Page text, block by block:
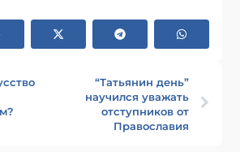
“Татьянин день”
научился уважать
отступников от
Православия